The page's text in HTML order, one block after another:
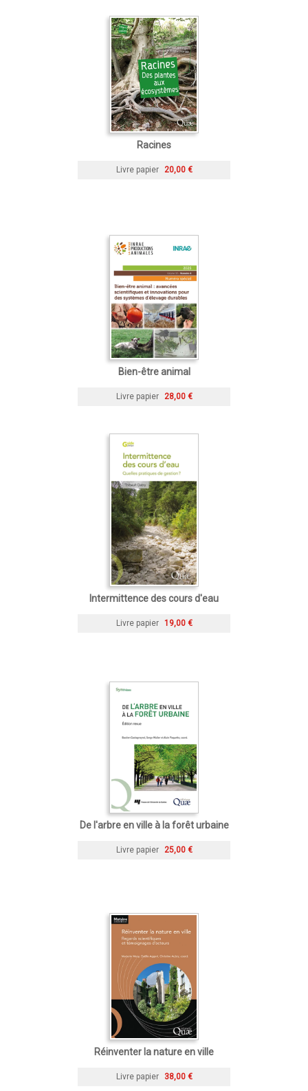
Racines
Livre papier 20,00 €
Bien-être animal
Livre papier 28,00 €
Intermittence des cours d'eau
Livre papier 19,00 €
De l'arbre en ville à la forêt urbaine
Livre papier 25,00 €
Réinventer la nature en ville
Livre papier 38,00 €